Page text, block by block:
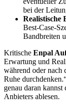
bei der
Realistische
Best-Case-
Bandbreiten
Kritische Enpal
Erwartung und
während oder nach
Ruhe
genau daran
Anbieters ablesen.